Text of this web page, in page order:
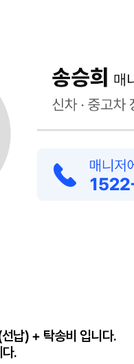
납) + 탁송비 입니다.
.